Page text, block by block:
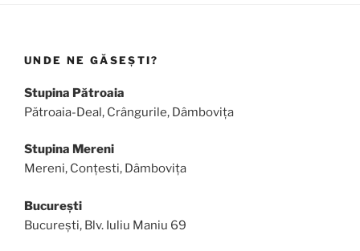
UNDE NE GĂSEȘTI?
Stupina Pătroaia
Pătroaia-Deal, Crângurile, Dâmbovița
Stupina Mereni
Mereni, Conțesti, Dâmbovița
București
București, Blv. Iuliu Maniu 69